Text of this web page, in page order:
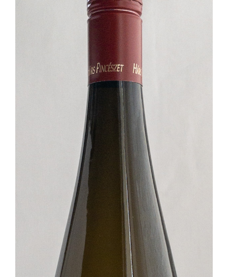
Cabernet Sauvignon
Chardonnay
Cirfandli
Hárslevelű
Juhfark
Olaszrizling
Királyleányka
Muscat Ottonel
Merlot
Portugieser
Rose Cuvée
Sauvignon Blanc
Szürkebarát
Tündérbor
Tramini
Tilia Cuvée
Zöld Veltelini
Szőlőlé